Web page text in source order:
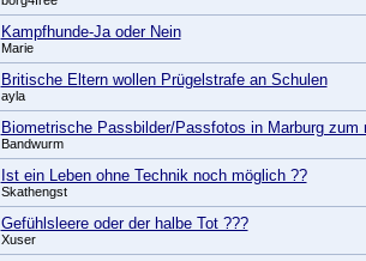
Kampfhunde-Ja oder Nein
Marie
Britische Eltern wollen Prügelstrafe an Schulen
ayla
Biometrische Passbilder/Passfotos in Marburg zum
Bandwurm
Ist ein Leben ohne Technik noch möglich ??
Skathengst
Gefühlsleere oder der halbe Tot ???
Xuser